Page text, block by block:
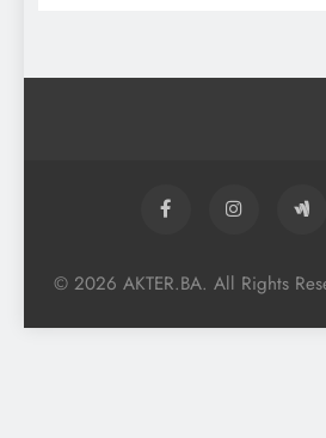
© 2026 AKTER.BA. All Rights